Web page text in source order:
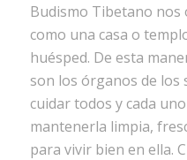
Budismo Tibetano nos
como una casa o
huésped. De esta
son los órganos de los
cuidar todos y cada
mantenerla limpia,
para vivir bien en ella.